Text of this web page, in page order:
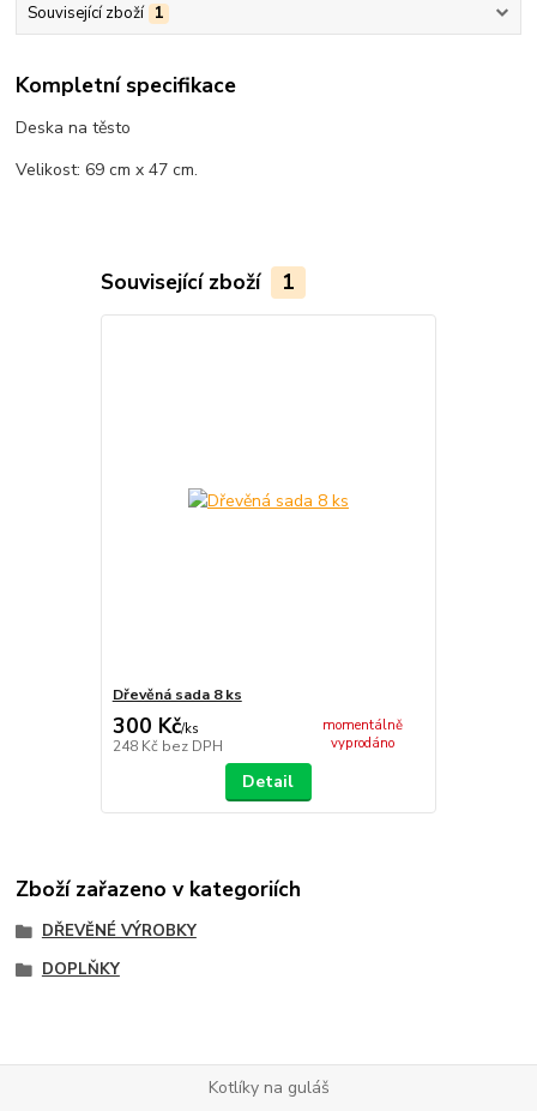
Související zboží 1
Kompletní specifikace
Deska na těsto
Velikost: 69 cm x 47 cm.
Související zboží 1
Dřevěná sada 8 ks
300 Kč/ks
248 Kč bez DPH
momentálně
vyprodáno
Detail
Zboží zařazeno v kategoriích
DŘEVĚNÉ VÝROBKY
DOPLŇKY
Kotlíky na guláš